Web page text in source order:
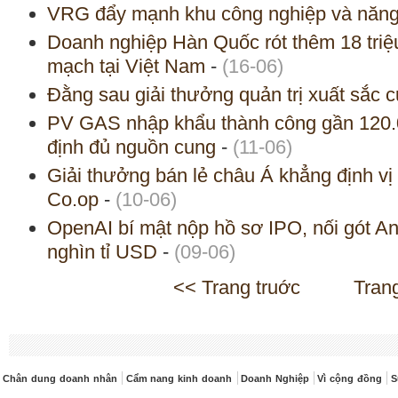
VRG đẩy mạnh khu công nghiệp và
Doanh nghiệp Hàn Quốc rót thêm 18
mạch tại Việt Nam - (16-06)
Đằng sau giải thưởng quản trị xuất sắc
PV GAS nhập khẩu thành công gần
định đủ nguồn cung - (11-06)
Giải thưởng bán lẻ châu Á khẳng định
Co.op - (10-06)
OpenAI bí mật nộp hồ sơ IPO, nối gót
nghìn tỉ USD - (09-06)
<< Trang truớc
Chân dung doanh nhân Cẩm nang kinh doanh Doanh Nghiệp Vì cộng đồng